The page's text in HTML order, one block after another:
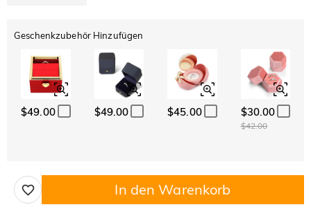
Geschenkzubehör Hinzufügen
$49.00 $49.00 $45.00 $30.00
$42.00
In den Warenkorb